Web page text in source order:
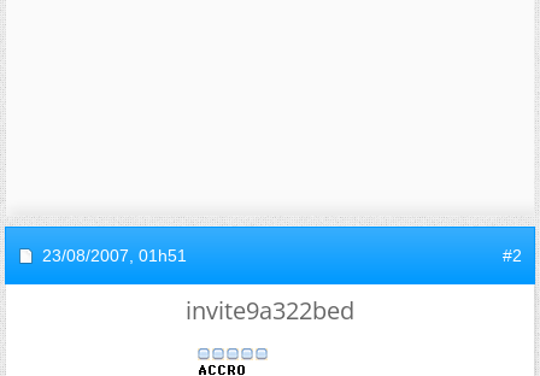
23/08/2007, 01h51 #2
invite9a322bed